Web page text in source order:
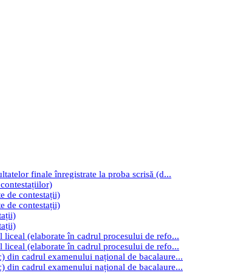
finale înregistrate la proba scrisă (d...
de contestații)
de contestații)
(elaborate în cadrul procesului de refo...
(elaborate în cadrul procesului de refo...
din cadrul examenului național de bacalaure...
din cadrul examenului național de bacalaure...